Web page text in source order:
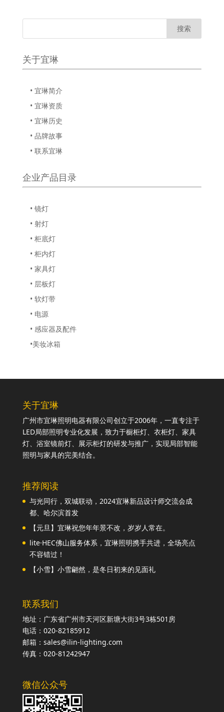
关于宜琳
• 宜琳简介
• 宜琳资质
• 宜琳历史
• 品牌故事
• 联系宜琳
企业产品目录
• 镜灯
• 射灯
• 柜底灯
• 柜内灯
• 家具灯
• 层板灯
• 软灯带
• 电源
• 感应器及配件
•美妆冰箱
关于宜琳
广州市宜琳照明电器有限公司创立于2006年，一直专注于
LED局部照明专业化发展，致力于橱柜灯、衣柜灯、家具
灯、浴室镜前灯、展示柜灯的研发与推广，实现局部智能
照明与家具的完美结合。
推荐阅读
与光同行，双城联动，2024宜琳新品设计师交流会成
都、哈尔滨首发
【元旦】宜琳祝您年年景不改，岁岁人常在。
lite·HEC佛山服务体系，宜琳照明携手共进，全场亮点
不容错过！
【小雪】小雪翩然，是冬日初来的见面礼
联系我们
地址：广东省广州市天河区新塘大街3号3栋501房
电话：020-82185912
邮箱：sales@ilin-lighting.com
传真：020-81242947
微信公众号